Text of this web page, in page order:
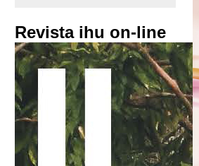
Revista ihu on-line